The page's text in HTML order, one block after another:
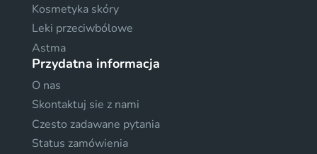
Kosmetyka skóry
Leki przeciwbólowe
Astma
Przydatna informacja
O nas
Skontaktuj sie z nami
Czesto zadawane pytania
Status zamówienia